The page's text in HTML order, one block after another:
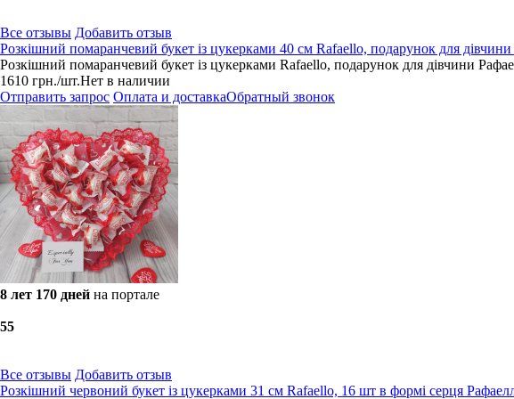
Все отзывы Добавить отзыв
Розкішний помаранчевий букет із цукерками 40 см Rafaello, подарунок для
Розкішний помаранчевий букет із цукерками Rafaello, подарунок для дівчини
1610 грн./шт.Нет в наличии
Отправить запрос Оплата и доставкаОбратный звонок
8 лет 170 дней на портале
55
Все отзывы Добавить отзыв
Розкішний червоний букет із цукерками 31 см Rafaello, 16 шт в формі серця